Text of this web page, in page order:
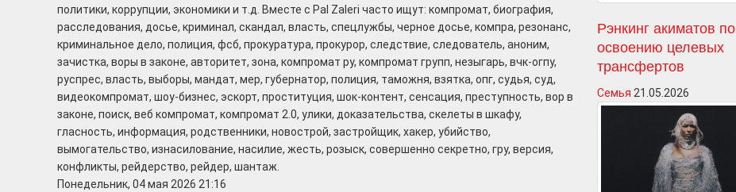
политики, коррупции, экономики и т.д. Вместе с Pal Zaleri часто ищут: компромат, биография,
расследования, досье, криминал, скандал, власть, спецлужбы, черное досье, компра, резонанс,
криминальное дело, полиция, фсб, прокуратура, прокурор, следствие, следователь, аноним,
зачистка, воры в законе, авторитет, зона, компромат ру, компромат групп, незыгарь, вчк-огпу,
руспрес, власть, выборы, мандат, мер, губернатор, полиция, таможня, взятка, опг, судья, суд,
видеокомпромат, шоу-бизнес, эскорт, проституция, шок-контент, сенсация, преступность, вор в
законе, поиск, веб компромат, компромат 2.0, улики, доказательства, скелеты в шкафу,
гласность, информация, родственники, новострой, застройщик, хакер, убийство,
вымогательство, изнасилование, насилие, жесть, розыск, совершенно секретно, гру, версия,
конфликты, рейдерство, рейдер, шантаж.
Понедельник, 04 мая 2026 21:16
Рэнкинг акиматов по
освоению целевых
трансфертов
Семья 21.05.2026